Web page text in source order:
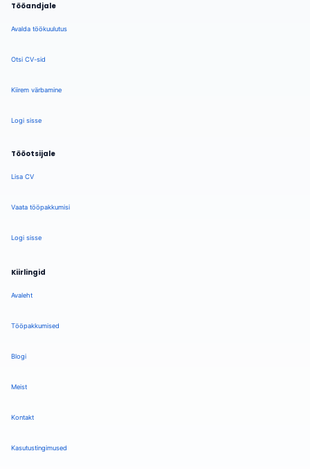
Tööandjale
Avalda töökuulutus
Otsi CV-sid
Kiirem värbamine
Logi sisse
Tööotsijale
Lisa CV
Vaata tööpakkumisi
Logi sisse
Kiirlingid
Avaleht
Tööpakkumised
Blogi
Meist
Kontakt
Kasutustingimused